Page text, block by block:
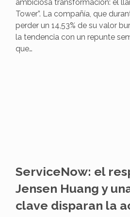
incidencias para convertirse en
ambiciosa transformación: el
Tower”. La compañía, que
perder un 14,53% de su valor
la tendencia con un repunte
ServiceNow: el
Jensen Huang y